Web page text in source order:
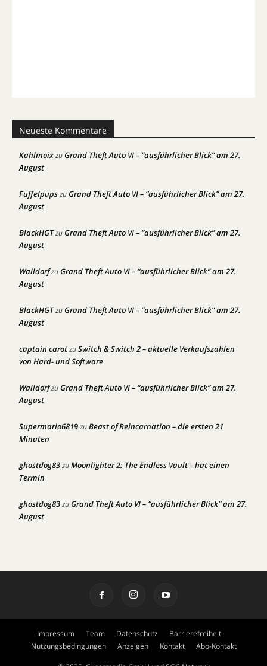
Neueste Kommentare
KahlmoixzuGrand Theft Auto VI – “ausführlicher Blick” am 27.
August
FuffelpupszuGrand Theft Auto VI – “ausführlicher Blick” am 27.
August
BlackHGTzuGrand Theft Auto VI – “ausführlicher Blick” am 27.
August
WalldorfzuGrand Theft Auto VI – “ausführlicher Blick” am 27.
August
BlackHGTzuGrand Theft Auto VI – “ausführlicher Blick” am 27.
August
captain carotzuSwitch & Switch 2 – aktuelle Verkaufszahlen
von Hard- und Software
WalldorfzuGrand Theft Auto VI – “ausführlicher Blick” am 27.
August
Supermario6819zuBeast of Reincarnation – die ersten 21
Minuten
ghostdog83zuMoonlighter 2: The Endless Vault – hat einen
Termin
ghostdog83zuGrand Theft Auto VI – “ausführlicher Blick” am 27.
August
Impressum Team Datenschutz
Barrierefreiheit
Nutzungsbedingungen
Anzeigen Kontakt Abo-Kontakt